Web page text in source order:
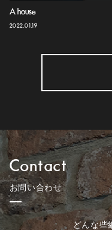
A house
2022.01.19
Contact
お問い合わせ
どんな些